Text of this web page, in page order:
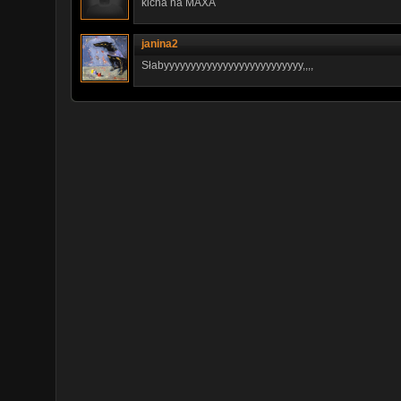
kicha na MAXA
janina2
Słabyyyyyyyyyyyyyyyyyyyyyyyyyy,,,,